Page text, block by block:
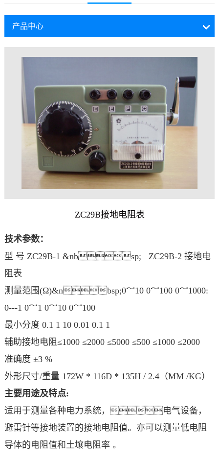
产品中心
ZC29B接地电阻表
技术参数：
型 号 ZC29B-1 &nbsp; ZC29B-2 接地电
阻表
测量范围(Ω)&nbsp;0～10 0～100 0～1000:
0---1 0～1 0～10 0～100
最小分度 0.1 1 10 0.01 0.1 1
辅助接地电阻≤1000 ≤2000 ≤5000 ≤500 ≤1000 ≤2000
准确度 ±3 %
外形尺寸/重量 172W * 116D * 135H / 2.4（MM /KG）
主要用途及特点:
适用于测量各种电力系统，电气设备，
避雷针等接地装置的接地电阻值。亦可以测量低电阻
导体的电阻值和土壤电阻率 。